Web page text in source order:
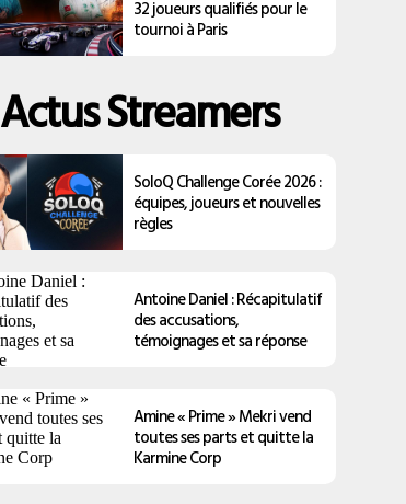
32 joueurs qualifiés pour le
tournoi à Paris
Actus Streamers
SoloQ Challenge Corée 2026 :
équipes, joueurs et nouvelles
règles
Antoine Daniel : Récapitulatif
des accusations,
témoignages et sa réponse
Amine « Prime » Mekri vend
toutes ses parts et quitte la
Karmine Corp